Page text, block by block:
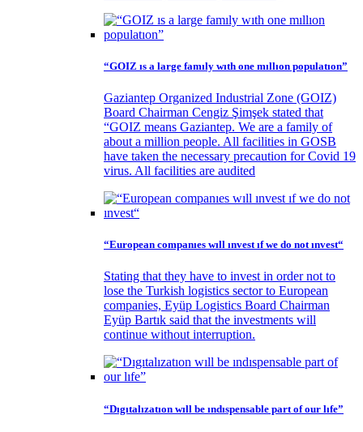
“GOIZ ıs a large famıly wıth one mıllıon populatıon”
Gaziantep Organized Industrial Zone (GOIZ)
Board Chairman Cengiz Şimşek stated that
“GOIZ means Gaziantep. We are a family of
about a million people. All facilities in GOSB
have taken the necessary precaution for Covid 19
virus. All facilities are audited
“European companıes wıll ınvest ıf we do not ınvest“
Stating that they have to invest in order not to
lose the Turkish logistics sector to European
companies, Eyüp Logistics Board Chairman
Eyüp Bartık said that the investments will
continue without interruption.
“Dıgıtalızatıon wıll be ındıspensable part of our lıfe”